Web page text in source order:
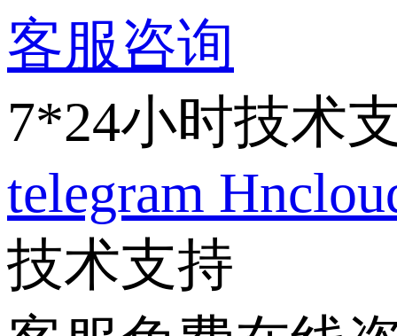
客服咨询
7*24小时技术
telegram
技术支持